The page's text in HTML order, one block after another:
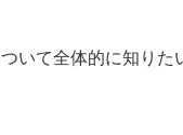
いて全体的に知りた